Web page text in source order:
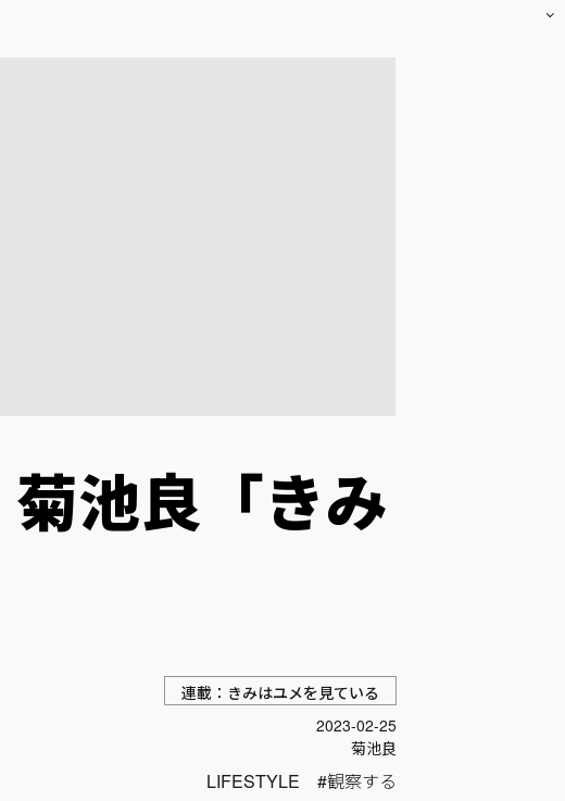
池良「きみ
連載：きみはユメを見ている
投稿日
2023-02-25
Author
菊池良
LIFESTYLE
観察する